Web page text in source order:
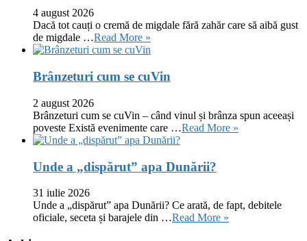
4 august 2026
Dacă tot cauți o cremă de migdale fără zahăr care să aibă gust
de migdale …Read More »
Brânzeturi cum se cuVin
2 august 2026
Brânzeturi cum se cuVin – când vinul și brânza spun aceeași
poveste Există evenimente care …Read More »
Unde a „dispărut” apa Dunării?
31 iulie 2026
Unde a „dispărut” apa Dunării? Ce arată, de fapt, debitele
oficiale, seceta și barajele din …Read More »